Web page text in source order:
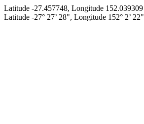
Latitude -27.457748, Longitude 152.039309
Latitude -27° 27’ 28", Longitude 152° 2’ 22"